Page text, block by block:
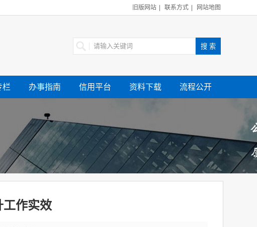
旧版网站 联系方式 网站地图
栏 办事指南 信用平台 资料下载 流程公开
工作实效